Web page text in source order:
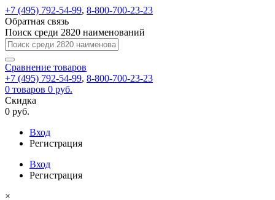
+7 (495) 792-54-99, 8-800-700-23-23
Обратная связь
Поиск среди 2820 наименований
Сравнение товаров
+7 (495) 792-54-99, 8-800-700-23-23
0 товаров 0 руб.
Скидка
0 руб.
Вход
Регистрация
Вход
Регистрация
×